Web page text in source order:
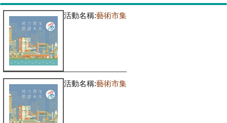
活動名稱:藝術市集
活動名稱:藝術市集